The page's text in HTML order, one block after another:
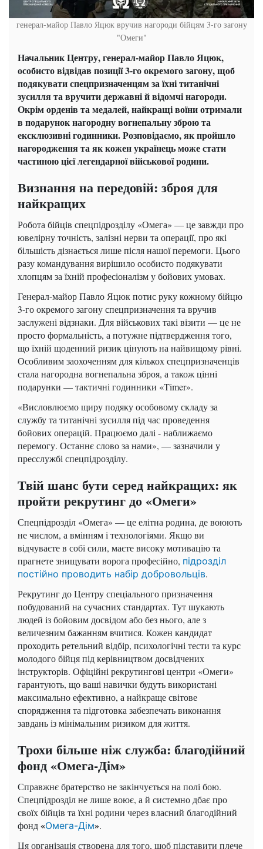
генерал-майор Павло Яцюк вручив нагороди бійцям 3-го загону
"Омеги"
Начальник Центру, генерал-майор Павло Яцюк,
особисто відвідав позиції 3-го окремого загону, щоб
подякувати спецпризначенцям за їхні титанічні
зусилля та вручити державні й відомчі нагороди.
Окрім орденів та медалей, найкращі воїни отримали
в подарунок нагородну вогнепальну зброю та
ексклюзивні годинники. Розповідаємо, як пройшло
нагородження та як кожен українець може стати
частиною цієї легендарної військової родини.
Визнання на передовій: зброя для
найкращих
Робота бійців спецпідрозділу «Омега» — це завжди про
ювелірну точність, залізні нерви та операції, про які
більшість дізнається лише після нашої перемоги. Цього
разу командування вирішило особисто подякувати
хлопцям за їхній професіоналізм у бойових умовах.
Генерал-майор Павло Яцюк потис руку кожному бійцю
3-го окремого загону спецпризначення та вручив
заслужені відзнаки. Для військових такі візити — це не
просто формальність, а потужне підтвердження того,
що їхній щоденний ризик цінують на найвищому рівні.
Особливим заохоченням для кількох спецпризначенців
стала нагородна вогнепальна зброя, а також цінні
подарунки — тактичні годинники «Timer».
«Висловлюємо щиру подяку особовому складу за
службу та титанічні зусилля під час проведення
бойових операцій. Працюємо далі - наближаємо
перемогу. Останнє слово за нами», — зазначили у
пресслужбі спецпідрозділу.
Твій шанс бути серед найкращих: як
пройти рекрутинг до «Омеги»
Спецпідрозділ «Омега» — це елітна родина, де воюють
не числом, а вмінням і технологіями. Якщо ви
відчуваєте в собі сили, маєте високу мотивацію та
прагнете знищувати ворога професійно, підрозділ
постійно проводить набір добровольців.
Рекрутинг до Центру спеціального призначення
побудований на сучасних стандартах. Тут шукають
людей із бойовим досвідом або без нього, але з
величезним бажанням вчитися. Кожен кандидат
проходить ретельний відбір, психологічні тести та курс
молодого бійця під керівництвом досвідчених
інструкторів. Офіційні рекрутингові центри «Омеги»
гарантують, що ваші навички будуть використані
максимально ефективно, а найкраще світове
спорядження та підготовка забезпечать виконання
завдань із мінімальним ризиком для життя.
Трохи більше ніж служба: благодійний
фонд «Омега-Дім»
Справжнє братерство не закінчується на полі бою.
Спецпідрозділ не лише воює, а й системно дбає про
своїх бійців та їхні родини через власний благодійний
фонд«Омега-Дім».
Ця організація створена для того, щоб підставити плече